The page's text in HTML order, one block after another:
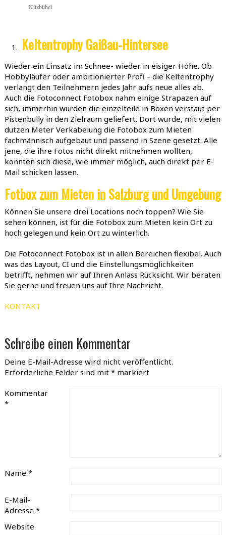
Kitzbühel
Keltentrophy Gaißau-Hintersee
Wieder ein Einsatz im Schnee- wieder in eisiger Höhe. Ob
Hobbyläufer oder ambitionierter Profi – die Keltentrophy
verlangt den Teilnehmern jedes Jahr aufs neue alles ab.
Auch die Fotoconnect Fotobox nahm einige Strapazen auf
sich, immerhin wurden die einzelteile in Boxen verstaut per
Pistenbully in den Zielraum geliefert. Dort wurde, mit vielen
dutzen Meter Verkabelung die Fotobox zum Mieten
fachmännisch aufgebaut und passend in Szene gesetzt. Alle
jene, die ihre Fotos nicht direkt mitnehmen wollten,
konnten sich diese, wie immer möglich, auch direkt per E-
Mail schicken lassen.
Fotbox zum Mieten in Salzburg und Umgebung
Können Sie unsere drei Locations noch toppen? Wie Sie
sehen können, ist für die Fotobox zum Mieten kein Ort zu
hoch gelegen und kein Ort zu winterlich.
Die Fotoconnect Fotobox ist in allen Bereichen flexibel. Auch
was das Layout, CI und die Einstellungsmöglichkeiten
betrifft, nehmen wir auf Ihren Anlass Rücksicht. Wir beraten
Sie gerne und freuen uns auf Ihre Nachricht.
KONTAKT
Schreibe einen Kommentar
Deine E-Mail-Adresse wird nicht veröffentlicht.
Erforderliche Felder sind mit *markiert
Kommentar
*
Name *
E-Mail-
Adresse *
Website